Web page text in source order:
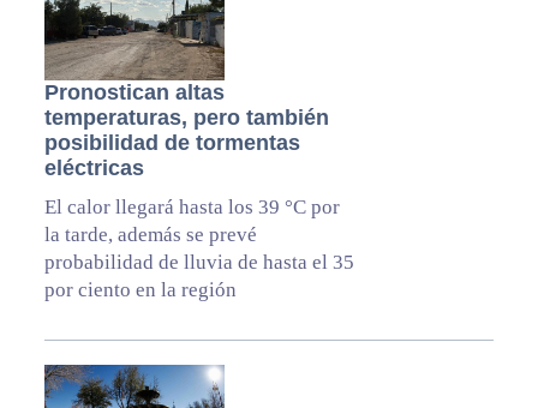
Pronostican altas
temperaturas, pero también
posibilidad de tormentas
eléctricas
El calor llegará hasta los 39 °C por
la tarde, además se prevé
probabilidad de lluvia de hasta el 35
por ciento en la región